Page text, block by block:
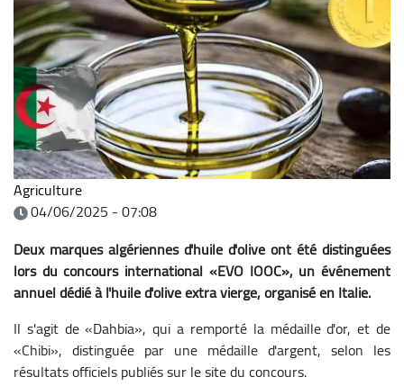
Agriculture
04/06/2025 - 07:08
Deux marques algériennes d'huile d'olive ont été distinguées
lors du concours international «EVO IOOC», un événement
annuel dédié à l'huile d'olive extra vierge, organisé en Italie.
Il s'agit de «Dahbia», qui a remporté la médaille d'or, et de
«Chibi», distinguée par une médaille d'argent, selon les
résultats officiels publiés sur le site du concours.